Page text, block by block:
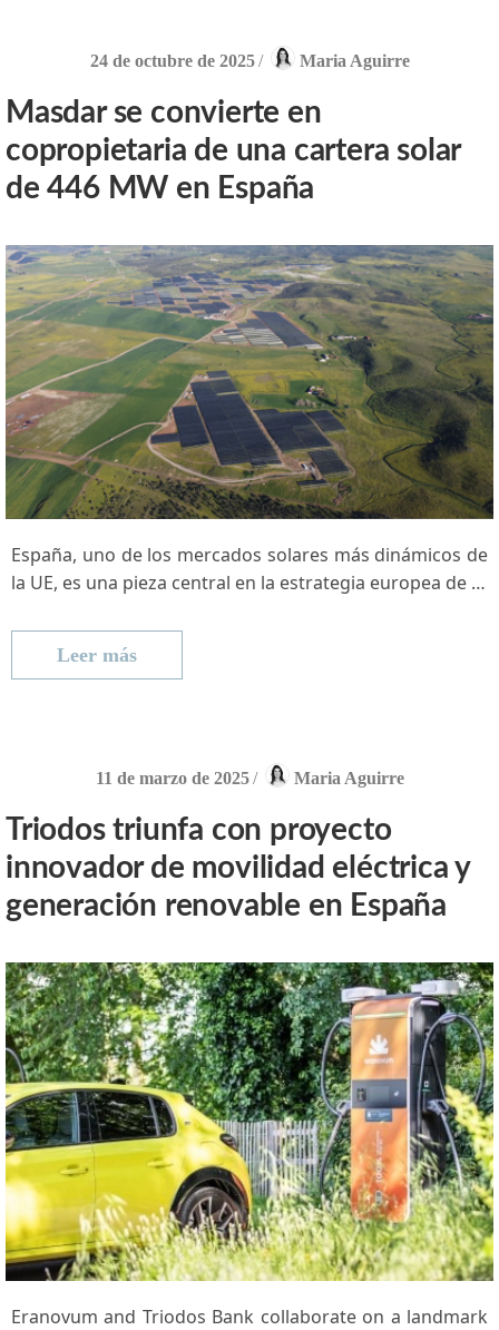
24 de octubre de 2025 / Maria Aguirre
Masdar se convierte en
copropietaria de una cartera solar
de 446 MW en España
España, uno de los mercados solares más dinámicos de
la UE, es una pieza central en la estrategia europea de …
Leer más
11 de marzo de 2025 / Maria Aguirre
Triodos triunfa con proyecto
innovador de movilidad eléctrica y
generación renovable en España
Eranovum and Triodos Bank collaborate on a landmark‍